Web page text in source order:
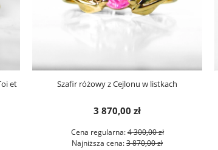
et
Szafir różowy z Cejlonu w listkach
3 870,00 zł
Cena regularna:4 300,00 zł
Najniższa cena:3 870,00 zł